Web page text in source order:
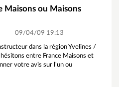
Maisons ou Maisons
09/04/09 19:13
dans la région Yvelines /
entre France Maisons et
votre avis sur l'un ou